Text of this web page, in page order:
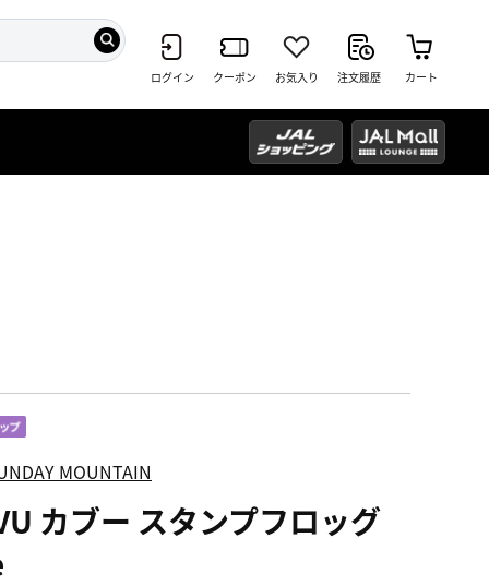
ログイン クーポン お気入り 注文履歴 カート
MOUNTAIN
カブー スタンプフロッグ